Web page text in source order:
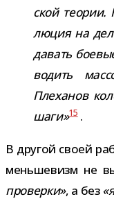
ской тео­рии.
лю­ция на
давать
во­дить
Плеханов
шаги»15.
В дру­гой своей
мень­ше­визм не
про­верки», а без